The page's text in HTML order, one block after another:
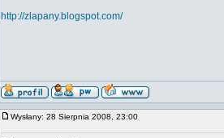
http://zlapany.blogspot.com/
Wysłany: 28 Sierpnia 2008, 23:00